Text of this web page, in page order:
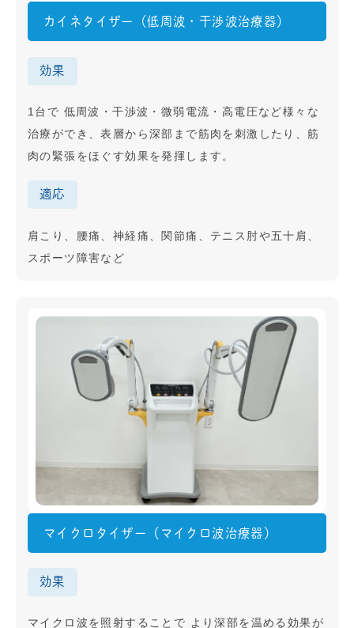
カイネタイザー（低周波・干渉波治療器）
効果
1台で 低周波・干渉波・微弱電流・高電圧など様々な
治療ができ、表層から深部まで筋肉を刺激したり、筋
肉の緊張をほぐす効果を発揮します。
適応
肩こり、腰痛、神経痛、関節痛、テニス肘や五十肩、
スポーツ障害など
マイクロタイザー（マイクロ波治療器）
効果
マイクロ波を照射することで より深部を温める効果が